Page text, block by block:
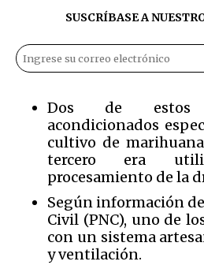
SUSCRÍBASE A
Dos de estos
acondicionados
cultivo de
tercero era
procesamiento de la
Según información
Civil (PNC), uno de
con un sistema
y ventilación.